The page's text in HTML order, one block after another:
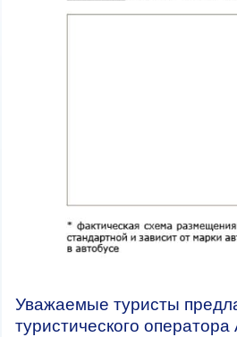
Уважаемые туристы
туристического